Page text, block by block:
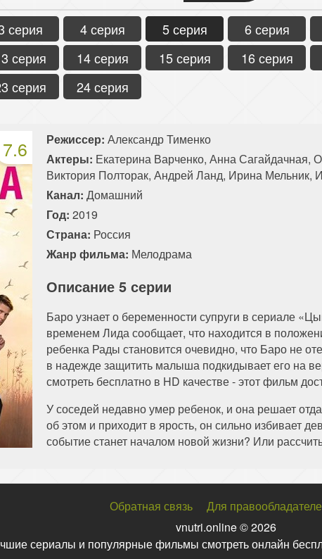
серия 4 серия 5 серия 6 серия
серия 14 серия 15 серия 16 серия
серия 24 серия
7.6 Режиссер: Александр Тименко
Актеры: Екатерина Варченко, Анна Сагайдачная,
Виктория Полторак, Андрей Ланд, Ирина Мельник,
Канал: Домашний
Год: 2019
Страна: Россия
Жанр фильма: Мелодрама
Описание 5 серии
Баро узнает о беременности супруги в сериале
временем Лида сообщает, что находится в
ребенка Рады становится очевидно, что Баро не
в надежде защитить малыша подкидывает его на
смотреть бесплатно в HD качестве - этот фильм
У соседей недавно умер ребенок, и она решает
об этом и приходит в ярость, он сильно избивает
событие станет началом новой жизни? Или
Обратная связь
Для
vnutri.online © 2026
сериалы и популярные фильмы смотреть онлайн